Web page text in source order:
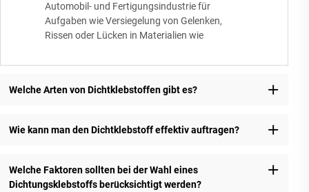
Automobil- und Fertigungsindustrie für
Aufgaben wie Versiegelung von Gelenken,
Rissen oder Lücken in Materialien wie
Welche Arten von Dichtklebstoffen gibt es?
Wie kann man den Dichtklebstoff effektiv auftragen?
Welche Faktoren sollten bei der Wahl eines
Dichtungsklebstoffs berücksichtigt werden?